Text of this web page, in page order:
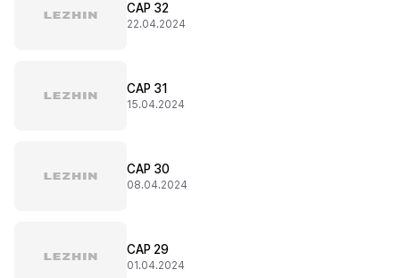
CAP 32
22.04.2024
CAP 31
15.04.2024
CAP 30
08.04.2024
CAP 29
01.04.2024